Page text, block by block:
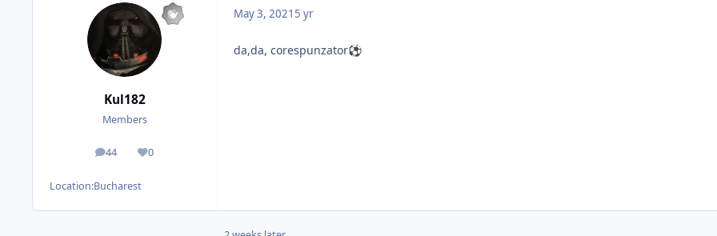
Kul182
Members
44
posts 0
Reputation
Location:Bucharest
May 3, 2021 5 yr
da,da, corespunzator⚽